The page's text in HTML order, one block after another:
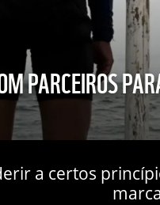
PARCEIROS
a certos